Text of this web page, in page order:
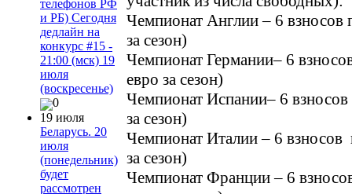
телефонов РФ
и РБ) Сегодня
дедлайн на
конкурс #15 -
21:00 (мск) 19
июля
(воскресенье)
0
19 июля
Беларусь. 20
июля
(понедельник)
будет
рассмотрен
Чемпионат Англии – 6 взносов
за сезон)
Чемпионат Германии– 6
евро за сезон)
Чемпионат Испании– 6 взносов
за сезон)
Чемпионат Италии – 6 взносов
за сезон)
Чемпионат Франции – 6